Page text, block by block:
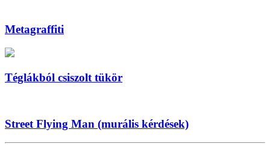
Metagraffiti
Téglákból csiszolt tükör
Street Flying Man (murális kérdések)